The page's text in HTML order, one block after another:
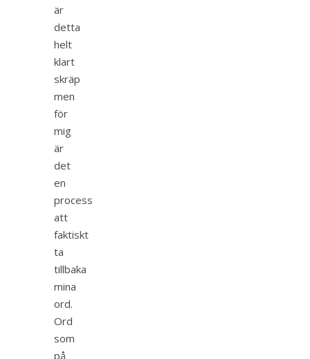
är
detta
helt
klart
skräp
men
för
mig
är
det
en
process
att
faktiskt
ta
tillbaka
mina
ord.
Ord
som
på